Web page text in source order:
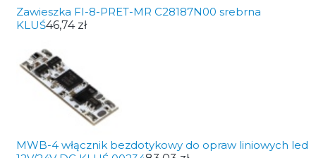
Zawieszka FI-8-PRET-MR C28187N00 srebrna
KLUŚ46,74 zł
MWB-4 włącznik bezdotykowy do opraw liniowych led